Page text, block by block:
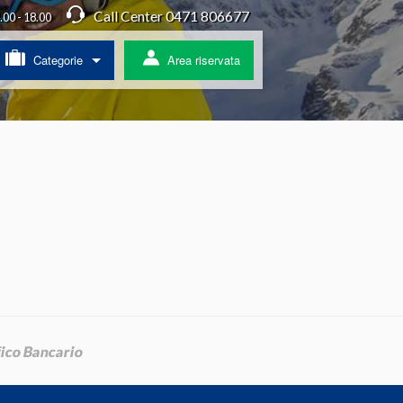
- 18.00 Call Center 0471 806677
Categorie Area riservata